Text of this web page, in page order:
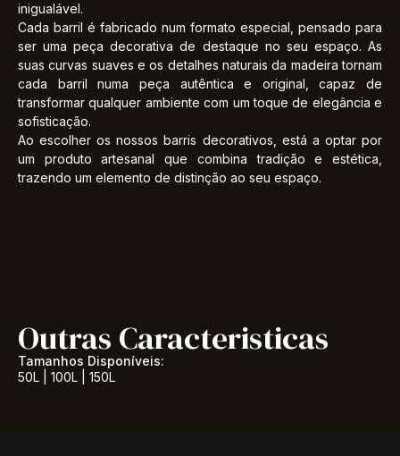
inigualável.
Cada barril é fabricado num formato especial, pensado para
ser uma peça decorativa de destaque no seu espaço. As
suas curvas suaves e os detalhes naturais da madeira tornam
cada barril numa peça autêntica e original, capaz de
transformar qualquer ambiente com um toque de elegância e
sofisticação.
Ao escolher os nossos barris decorativos, está a optar por
um produto artesanal que combina tradição e estética,
trazendo um elemento de distinção ao seu espaço.
Outras Caracteristicas
Tamanhos Disponíveis:
50L | 100L | 150L